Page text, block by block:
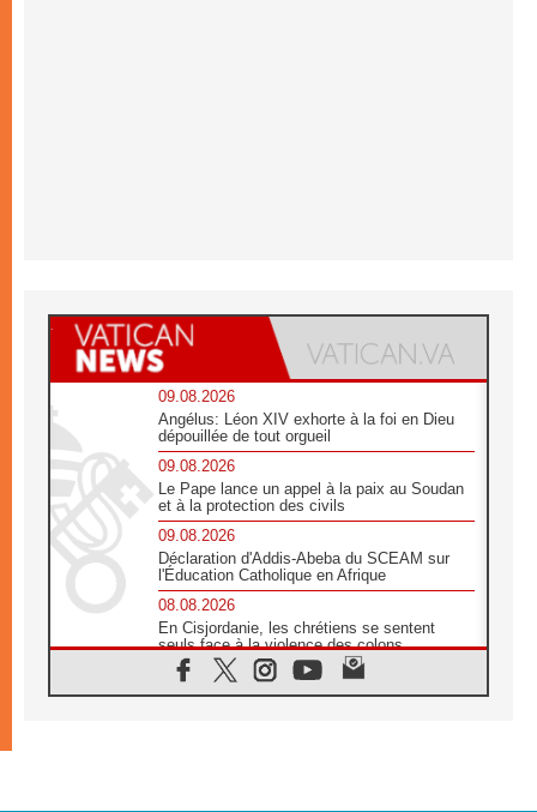
09.08.2026
Angélus: Léon XIV exhorte à la foi en Dieu
dépouillée de tout orgueil
09.08.2026
Le Pape lance un appel à la paix au Soudan
et à la protection des civils
09.08.2026
Déclaration d'Addis-Abeba du SCEAM sur
l'Éducation Catholique en Afrique
08.08.2026
En Cisjordanie, les chrétiens se sentent
seuls face à la violence des colons
08.08.2026
Léon XIV au sanctuaire de Notre Dame du